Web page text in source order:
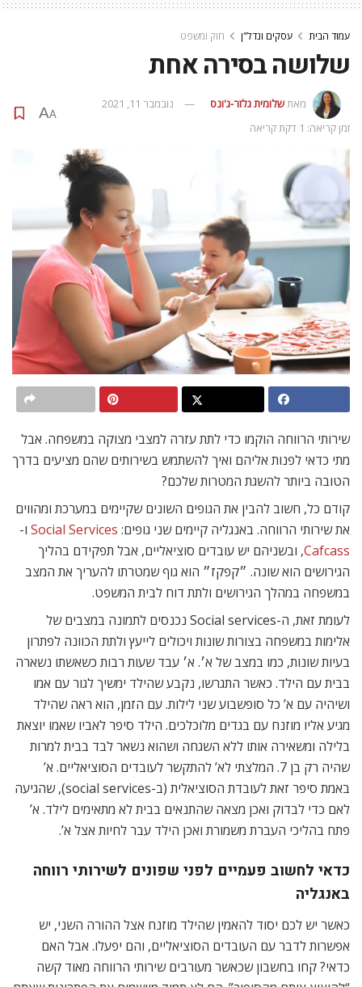
עמוד הבית עסקים ונדל"ן חוק ומשפט
שלושה בסירה אחת
מאתשלומית גלזר-ג'ונס
נובמבר 11, 2021
זמן קריאה: 1 דקת קריאה
A
A
שירותי הרווחה הוקמו כדי לתת עזרה למצבי מצוקה במשפחה. אבל
מתי כדאי לפנות אליהם ואיך להשתמש בשירותים שהם מציעים בדרך
הטובה ביותר להשגת המטרות שלכם?
קודם כל, חשוב להבין את הגופים השונים שקיימים במערכת ומהווים
את שירותי הרווחה. באנגליה קיימים שני גופים: Social Services ו-
Cafcass, ובשניהם יש עובדים סוציאליים, אבל תפקידם בהליך
הגירושים הוא שונה. ״קפקז״ הוא גוף שמטרתו להעריך את המצב
במשפחה במהלך הגירושים ולתת דוח לבית המשפט.
לעומת זאת, ה-Social services נכנסים לתמונה במצבים של
אלימות במשפחה בצורות שונות ויכולים לייעץ ולתת הכוונה לפתרון
בעיות שונות, כמו במצב של א׳. א׳ עבד שעות רבות כשאשתו נשארה
בבית עם הילד. כאשר התגרשו, נקבע שהילד ימשיך לגור עם אמו
ושיהיה עם א’ כל סופשבוע שני לילות. עם הזמן, הוא ראה שהילד
מגיע אליו מוזנח עם בגדים מלוכלכים. הילד סיפר לאביו שאמו יוצאת
בלילה ומשאירה אותו ללא השגחה ושהוא נשאר לבד בבית למרות
שהיה רק בן 7. המלצתי לא’ להתקשר לעובדים הסוציאליים. א’
באמת סיפר זאת לעובדת הסוציאלית (ב-social services), שהגיעה
לאם כדי לבדוק ואכן מצאה שהתנאים בבית לא מתאימים לילד. א’
פתח בהליכי העברת משמורת ואכן הילד עבר לחיות אצל א’.
כדאי לחשוב פעמיים לפני שפונים לשירותי רווחה
באנגליה
כאשר יש לכם יסוד להאמין שהילד מוזנח אצל ההורה השני, יש
אפשרות לדבר עם העובדים הסוציאליים, והם יפעלו. אבל האם
כדאי? קחו בחשבון שכאשר מעורבים שירותי הרווחה מאוד קשה